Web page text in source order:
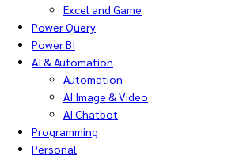
Excel and Game
Power Query
Power BI
AI & Automation
Automation
AI Image & Video
AI Chatbot
Programming
Personal